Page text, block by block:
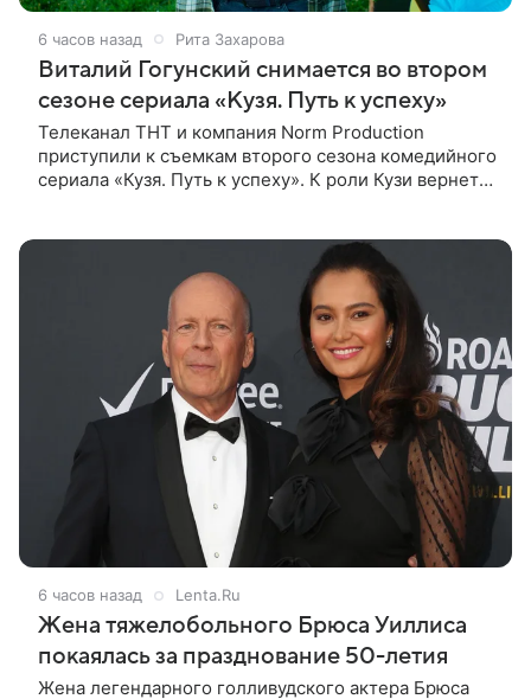
6 часов назад Рита Захарова
Виталий Гогунский снимается во втором
сезоне сериала «Кузя. Путь к успеху»
Телеканал ТНТ и компания Norm Production
приступили к съемкам второго сезона комедийного
сериала «Кузя. Путь к успеху». К роли Кузи вернется
6 часов назад Lenta.Ru
Жена тяжелобольного Брюса Уиллиса
покаялась за празднование 50-летия
Жена легендарного голливудского актера Брюса